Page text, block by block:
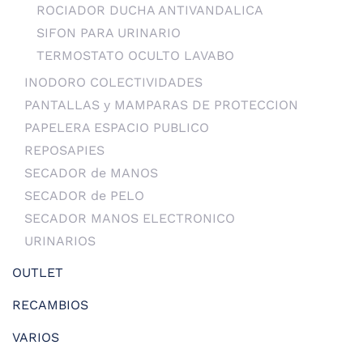
ROCIADOR DUCHA ANTIVANDALICA
SIFON PARA URINARIO
TERMOSTATO OCULTO LAVABO
INODORO COLECTIVIDADES
PANTALLAS y MAMPARAS DE PROTECCION
PAPELERA ESPACIO PUBLICO
REPOSAPIES
SECADOR de MANOS
SECADOR de PELO
SECADOR MANOS ELECTRONICO
URINARIOS
OUTLET
RECAMBIOS
VARIOS